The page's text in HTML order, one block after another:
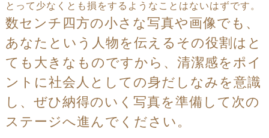
とって少なくとも損をするようなことはないはずです。
数センチ四方の小さな写真や画像でも、
あなたという人物を伝えるその役割はと
ても大きなものですから、清潔感をポイ
ントに社会人としての身だしなみを意識
し、ぜひ納得のいく写真を準備して次の
ステージへ進んでください。